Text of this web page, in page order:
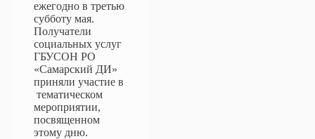
ежегодно в третью
субботу мая.
Получатели
социальных услуг
ГБУСОН РО
«Самарский ДИ»
приняли участие в
тематическом
мероприятии,
посвященном
этому дню.